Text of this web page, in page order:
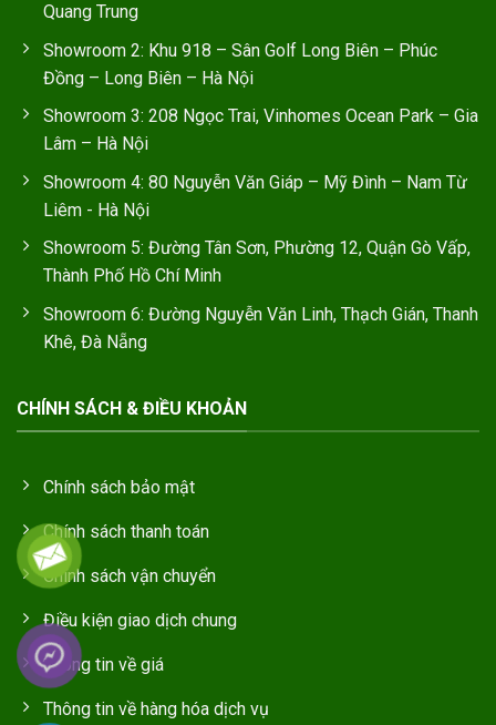
Quang Trung
Showroom 2: Khu 918 – Sân Golf Long Biên – Phúc
Đồng – Long Biên – Hà Nội
Showroom 3: 208 Ngọc Trai, Vinhomes Ocean Park – Gia
Lâm – Hà Nội
Showroom 4: 80 Nguyễn Văn Giáp – Mỹ Đình – Nam Từ
Liêm - Hà Nội
Showroom 5: Đường Tân Sơn, Phường 12, Quận Gò Vấp,
Thành Phố Hồ Chí Minh
Showroom 6: Đường Nguyễn Văn Linh, Thạch Gián, Thanh
Khê, Đà Nẵng
CHÍNH SÁCH & ĐIỀU KHOẢN
Chính sách bảo mật
Chính sách thanh toán
Chính sách vận chuyển
Điều kiện giao dịch chung
Thông tin về giá
Thông tin về hàng hóa dịch vụ